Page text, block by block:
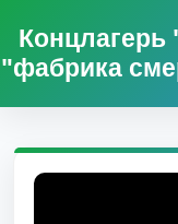
Концлагерь
"фабрика